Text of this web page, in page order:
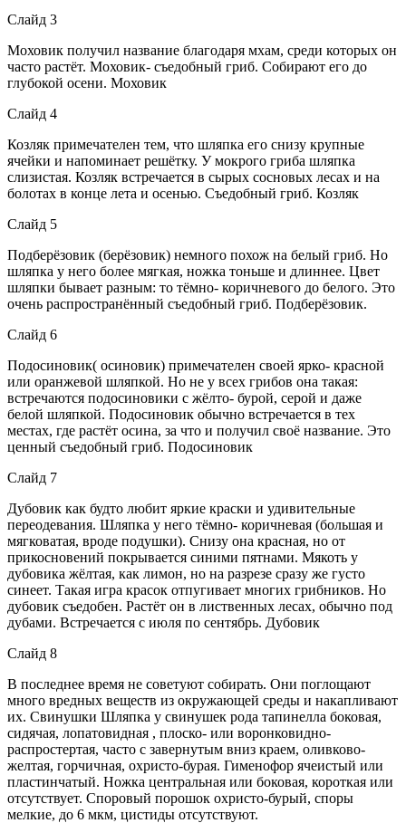
Слайд 3
Моховик получил название благодаря мхам, среди которых он
часто растёт. Моховик- съедобный гриб. Собирают его до
глубокой осени. Моховик
Слайд 4
Козляк примечателен тем, что шляпка его снизу крупные
ячейки и напоминает решётку. У мокрого гриба шляпка
слизистая. Козляк встречается в сырых сосновых лесах и на
болотах в конце лета и осенью. Съедобный гриб. Козляк
Слайд 5
Подберёзовик (берёзовик) немного похож на белый гриб. Но
шляпка у него более мягкая, ножка тоньше и длиннее. Цвет
шляпки бывает разным: то тёмно- коричневого до белого. Это
очень распространённый съедобный гриб. Подберёзовик.
Слайд 6
Подосиновик( осиновик) примечателен своей ярко- красной
или оранжевой шляпкой. Но не у всех грибов она такая:
встречаются подосиновики с жёлто- бурой, серой и даже
белой шляпкой. Подосиновик обычно встречается в тех
местах, где растёт осина, за что и получил своё название. Это
ценный съедобный гриб. Подосиновик
Слайд 7
Дубовик как будто любит яркие краски и удивительные
переодевания. Шляпка у него тёмно- коричневая (большая и
мягковатая, вроде подушки). Снизу она красная, но от
прикосновений покрывается синими пятнами. Мякоть у
дубовика жёлтая, как лимон, но на разрезе сразу же густо
синеет. Такая игра красок отпугивает многих грибников. Но
дубовик съедобен. Растёт он в лиственных лесах, обычно под
дубами. Встречается с июля по сентябрь. Дубовик
Слайд 8
В последнее время не советуют собирать. Они поглощают
много вредных веществ из окружающей среды и накапливают
их. Свинушки Шляпка у свинушек рода тапинелла боковая,
сидячая, лопатовидная , плоско- или воронковидно-
распростертая, часто с завернутым вниз краем, оливково-
желтая, горчичная, охристо-бурая. Гименофор ячеистый или
пластинчатый. Ножка центральная или боковая, короткая или
отсутствует. Споровый порошок охристо-бурый, споры
мелкие, до 6 мкм, цистиды отсутствуют.